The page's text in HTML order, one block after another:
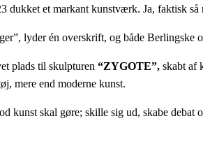
dukket et markant kunstværk. Ja, faktisk
lyder én overskrift, og både Berlingske
plads til skulpturen “ZYGOTE”, skabt af
mere end moderne kunst.
kunst skal gøre; skille sig ud, skabe